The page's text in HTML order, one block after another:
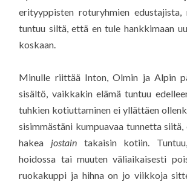
erityyppisten roturyhmien
tuntuu siltä, että en tule hankkimaan
koskaan.
Minulle riittää Inton, Olmin ja Alpin
sisältö, vaikkakin elämä tuntuu
tuhkien kotiuttaminen ei yllättäen
sisimmästäni kumpuavaa tunnetta
hakea jostaintakaisin kotiin.
hoidossa tai muuten väliaikaisesti
ruokakuppi ja hihna on jo viikkoja